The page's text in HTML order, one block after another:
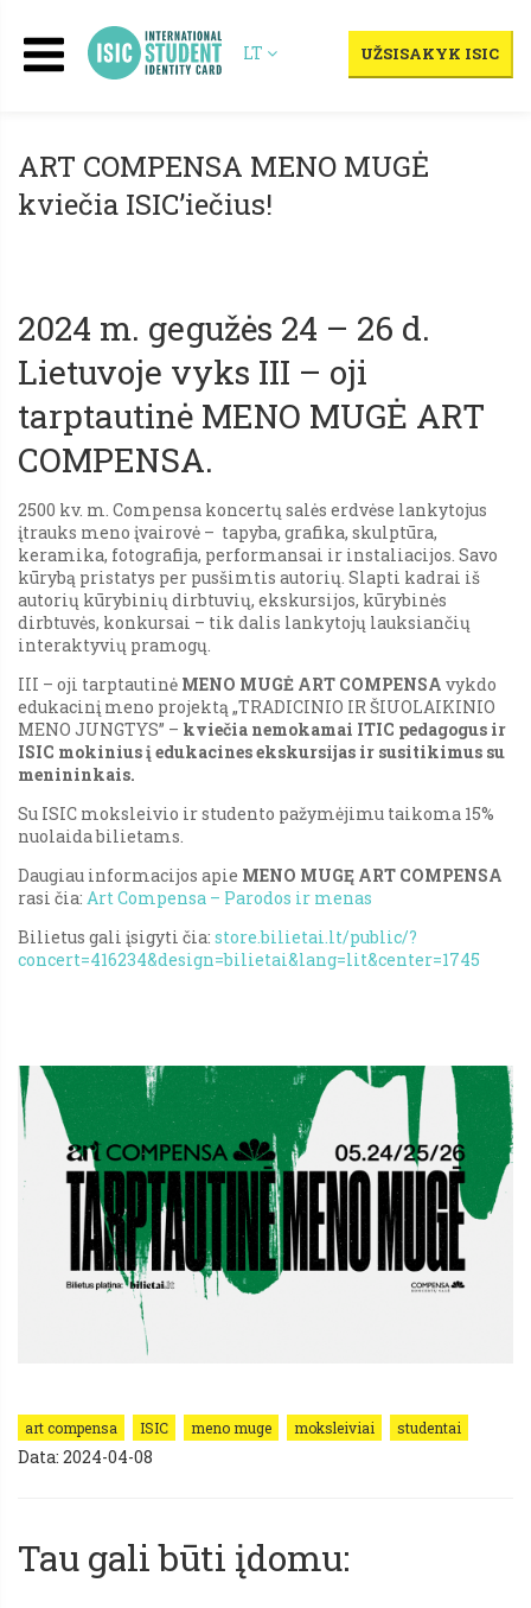
LT UŽSISAKYK ISIC
ART COMPENSA MENO MUGĖ
kviečia ISIC’iečius!
2024 m. gegužės 24 – 26 d.
Lietuvoje vyks III – oji
tarptautinė MENO MUGĖ ART
COMPENSA.
2500 kv. m. Compensa koncertų salės erdvėse lankytojus
įtrauks meno įvairovė – tapyba, grafika, skulptūra,
keramika, fotografija, performansai ir instaliacijos. Savo
kūrybą pristatys per pusšimtis autorių. Slapti kadrai iš
autorių kūrybinių dirbtuvių, ekskursijos, kūrybinės
dirbtuvės, konkursai – tik dalis lankytojų lauksiančių
interaktyvių pramogų.
III – oji tarptautinė MENO MUGĖ ART COMPENSA vykdo
edukacinį meno projektą „TRADICINIO IR ŠIUOLAIKINIO
MENO JUNGTYS” – kviečia nemokamai ITIC pedagogus ir
ISIC mokinius į edukacines ekskursijas ir susitikimus su
menininkais.
Su ISIC moksleivio ir studento pažymėjimu taikoma 15%
nuolaida bilietams.
Daugiau informacijos apie MENO MUGĘ ART COMPENSA
rasi čia: Art Compensa – Parodos ir menas
Bilietus gali įsigyti čia: store.bilietai.lt/public/?
concert=416234&design=bilietai&lang=lit&center=1745
art compensa ISIC meno muge moksleiviai studentai
Data: 2024-04-08
Tau gali būti įdomu: